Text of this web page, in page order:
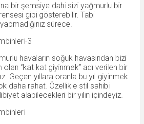
bir şemsiye dahi sizi yağmurlu bir
gibi gösterebilir. Tabi
sürece.
havaların soğuk havasından bizi
‘’kat kat giyinmek’’ adı verilen bir
Geçen yıllara oranla bu yıl giyinmek
daha rahat. Özellikle stil sahibi
alabilecekleri bir yılın içindeyiz.